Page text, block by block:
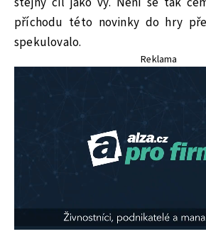
příchodu této novinky do hry
spekulovalo.
Reklama